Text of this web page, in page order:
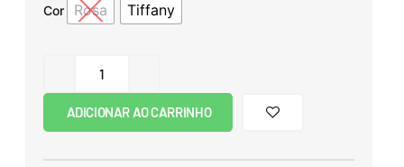
Cor Rosa Tiffany
ADICIONAR AO CARRINHO